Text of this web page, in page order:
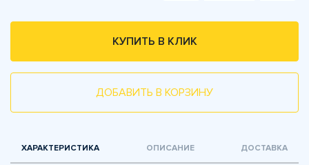
КУПИТЬ В КЛИК
ДОБАВИТЬ В КОРЗИНУ
ХАРАКТЕРИСТИКА ОПИСАНИЕ ДОСТАВКА